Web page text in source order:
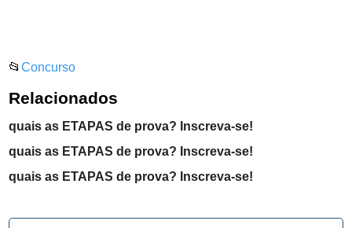
📂Concurso
Relacionados
quais as ETAPAS de prova? Inscreva-se!
quais as ETAPAS de prova? Inscreva-se!
quais as ETAPAS de prova? Inscreva-se!